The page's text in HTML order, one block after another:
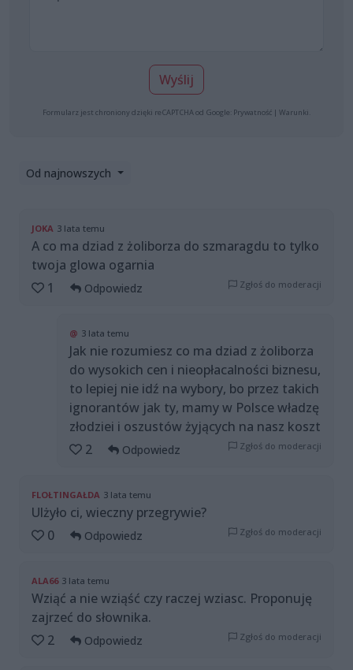
Wyślij
Formularz jest chroniony dzięki reCAPTCHA od Google: Prywatność | Warunki
Od najnowszych
JOKA 3 lata temu
A co ma dziad z żoliborza do szmaragdu to tylko
twoja glowa ogarnia
1
Odpowiedz Zgłoś do moderacji
@ 3 lata temu
Jak nie rozumiesz co ma dziad z żoliborza
do wysokich cen i nieopłacalności biznesu,
to lepiej nie idź na wybory, bo przez takich
ignorantów jak ty, mamy w Polsce władzę
złodziei i oszustów żyjących na nasz koszt
2
Odpowiedz Zgłoś do moderacji
FLOŁTINGAŁDA 3 lata temu
Ulżyło ci, wieczny przegrywie?
0
Odpowiedz Zgłoś do moderacji
ALA66 3 lata temu
Wziąć a nie wziąść czy raczej wziasc. Proponuję
zajrzeć do słownika.
2
Odpowiedz Zgłoś do moderacji